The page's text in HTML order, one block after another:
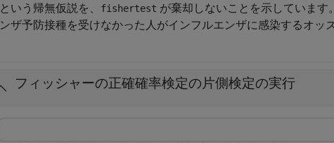
という帰無仮説を、 fishertest が棄却しないことを示していま
ンザ予防接種を受けなかった人がインフルエンザに感染するオッ
フィッシャーの正確確率検定の片側検定の実行